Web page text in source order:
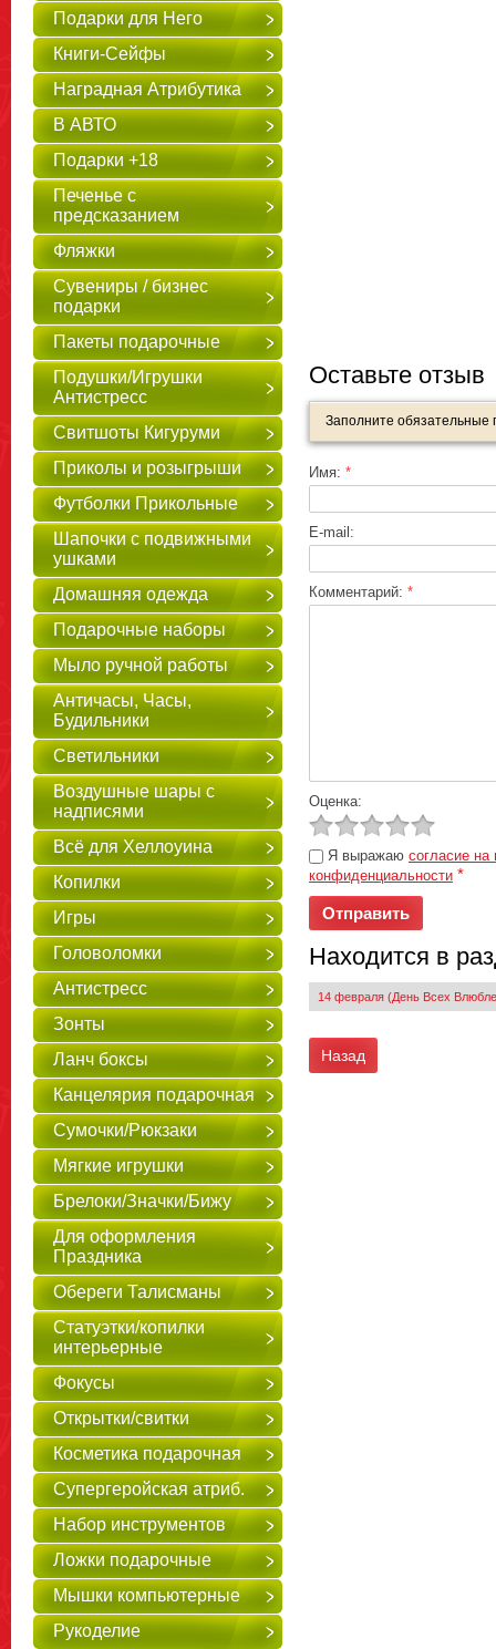
Подарки для Него
Книги-Сейфы
Наградная Атрибутика
В АВТО
Подарки +18
Печенье с
предсказанием
Фляжки
Сувениры / бизнес
подарки
Пакеты подарочные
Подушки/Игрушки
Антистресс
Свитшоты Кигуруми
Приколы и розыгрыши
Футболки Прикольные
Шапочки с подвижными
ушками
Домашняя одежда
Подарочные наборы
Мыло ручной работы
Античасы, Часы,
Будильники
Светильники
Воздушные шары с
надписями
Всё для Хеллоуина
Копилки
Игры
Головоломки
Антистресс
Зонты
Ланч боксы
Канцелярия подарочная
Сумочки/Рюкзаки
Мягкие игрушки
Брелоки/Значки/Бижу
Для оформления
Праздника
Обереги Талисманы
Статуэтки/копилки
интерьерные
Фокусы
Открытки/свитки
Косметика подарочная
Супергеройская атриб.
Набор инструментов
Ложки подарочные
Мышки компьютерные
Рукоделие
Оставьте отзыв
Заполните обязательные
Имя: *
E-mail:
Комментарий: *
Оценка:
Я выражаю согласие на
конфиденциальности *
Находится в
14 февраля (День Всех
Назад